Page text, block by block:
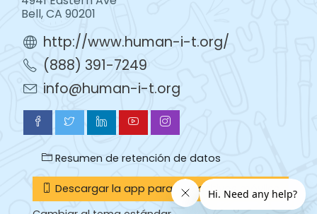
Bell, CA 90201
http://www.human-i-t.org/
(888) 391-7249
info@human-i-t.org
Resumen de retención de datos
Descargar la app para dispositivos móviles